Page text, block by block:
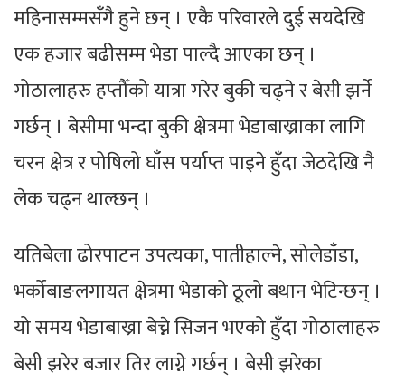
महिनासम्मसँगै हुने छन् । एकै परिवारले दुई सयदेखि
एक हजार बढीसम्म भेडा पाल्दै आएका छन् ।
गोठालाहरु हप्तौँको यात्रा गरेर बुकी चढ्ने र बेसी झर्ने
गर्छन् । बेसीमा भन्दा बुकी क्षेत्रमा भेडाबाख्राका लागि
चरन क्षेत्र र पोषिलो घाँस पर्याप्त पाइने हुँदा जेठदेखि नै
लेक चढ्न थाल्छन् ।
यतिबेला ढोरपाटन उपत्यका, पातीहाल्ने, सोलेडाँडा,
भर्कोबाङलगायत क्षेत्रमा भेडाको ठूलो बथान भेटिन्छन् ।
यो समय भेडाबाख्रा बेच्ने सिजन भएको हुँदा गोठालाहरु
बेसी झरेर बजार तिर लाग्ने गर्छन् । बेसी झरेका